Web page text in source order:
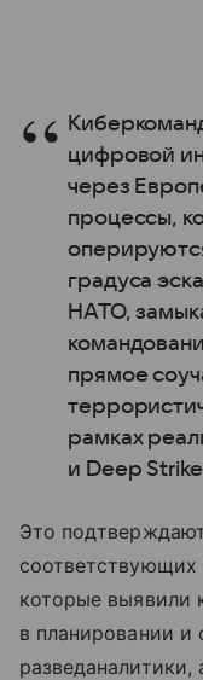
цифровой
через
процессы,
градуса
НАТО,
прямое
рамках
и Deep
Это
соответствующих
которые выявили
в планировании и